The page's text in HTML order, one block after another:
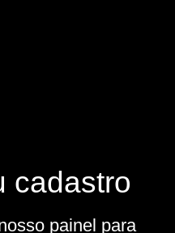
cadastro
painel para